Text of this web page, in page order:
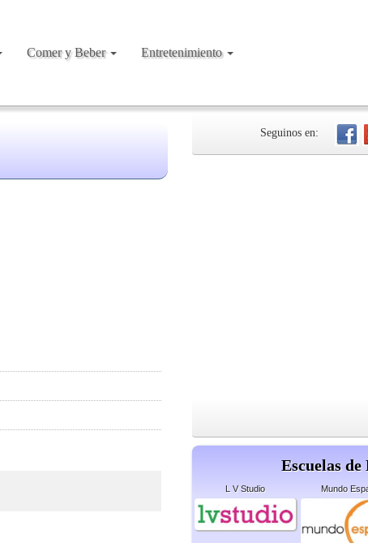
Comer y Beber Entretenimiento
Seguinos en:
Escuelas de
L V Studio Mundo